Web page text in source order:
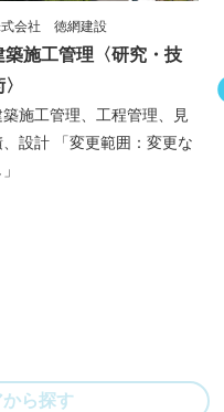
式会社 徳網建設
築施工管理 〈研究・技
築施工管理、工程管理、見
、設計 「変更範囲：変更な
ら探す